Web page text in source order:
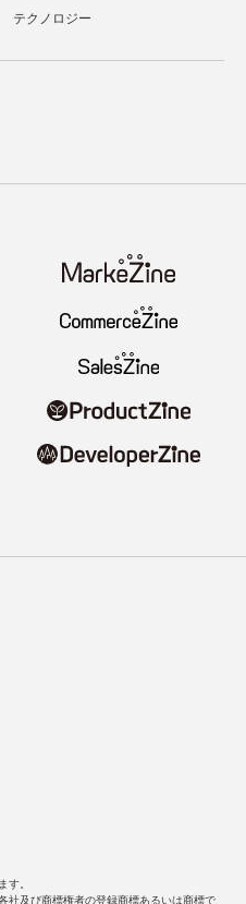
テクノロジー
。
社及び商標権者の登録商標あるいは商標で